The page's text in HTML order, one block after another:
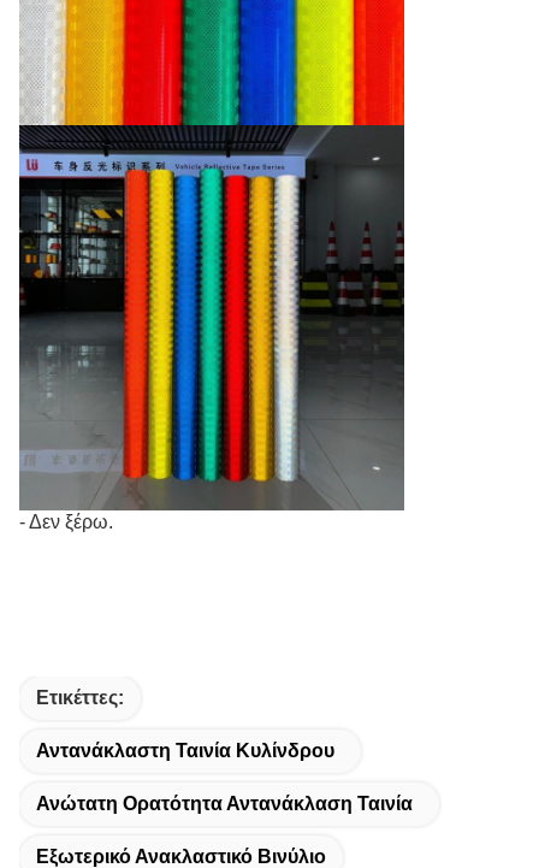
- Δεν ξέρω.
Ετικέττες:
Αντανάκλαστη Ταινία Κυλίνδρου
Ανώτατη Ορατότητα Αντανάκλαση Ταινία
Εξωτερικό Ανακλαστικό Βινύλιο